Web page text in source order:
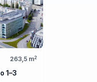
263,5 m2
1–3